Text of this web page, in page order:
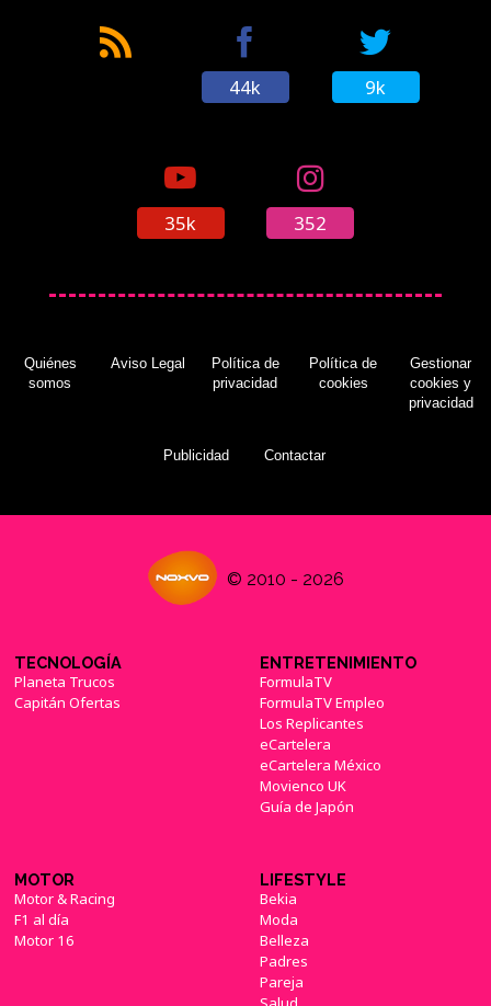
44k 9k
35k 352
Quiénes
somos
Aviso Legal
Política de
privacidad
Política de
cookies
Gestionar
cookies y
privacidad
Publicidad Contactar
© 2010 - 2026
TECNOLOGÍA
Planeta Trucos
Capitán Ofertas
ENTRETENIMIENTO
FormulaTV
FormulaTV Empleo
Los Replicantes
eCartelera
eCartelera México
Movienco UK
Guía de Japón
MOTOR
Motor & Racing
F1 al día
Motor 16
LIFESTYLE
Bekia
Moda
Belleza
Padres
Pareja